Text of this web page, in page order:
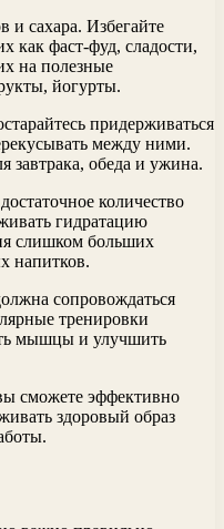
и сахара. Избегайте
как фаст-фуд, сладости,
на полезные
йогурты.
придерживаться
между ними.
завтрака, обеда и ужина.
количество
гидратацию
слишком больших
напитков.
сопровождаться
тренировки
мышцы и улучшить
сможете эффективно
здоровый образ